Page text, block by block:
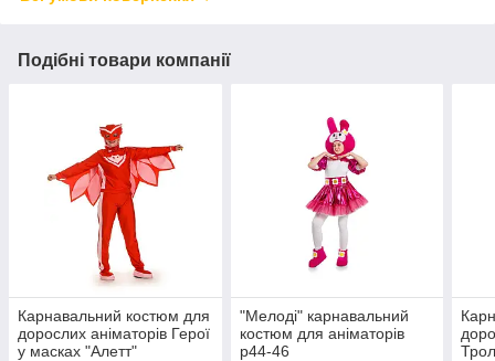
Подібні товари компанії
Карнавальний костюм для
дорослих аніматорів Герої
у масках "Алетт"
"Мелоді" карнавальний
костюм для аніматорів
р44-46